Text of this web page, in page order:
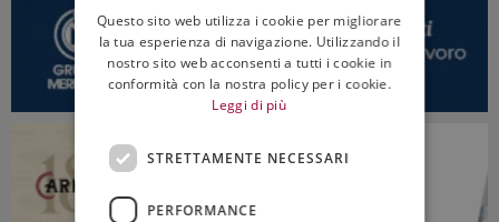
ENGLISH
Questo sito web utilizza i cookie per migliorare
la tua esperienza di navigazione. Utilizzando il
nostro sito web acconsenti a tutti i cookie in
conformità con la nostra policy per i cookie.
Leggi di più
STRETTAMENTE NECESSARI
PERFORMANCE